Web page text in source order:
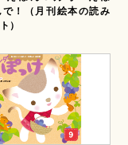
で！（月刊絵本の読み
）